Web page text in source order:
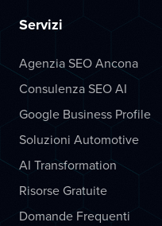
Servizi
Agenzia SEO Ancona
Consulenza SEO AI
Google Business Profile
Soluzioni Automotive
AI Transformation
Risorse Gratuite
Domande Frequenti